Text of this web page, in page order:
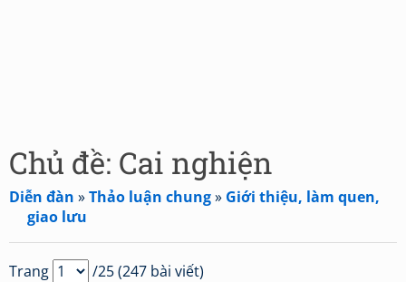
Chủ đề: Cai nghiện
Diễn đàn »Thảo luận chung» Giới thiệu, làm quen,
giao lưu
Trang /25 (247 bài viết)